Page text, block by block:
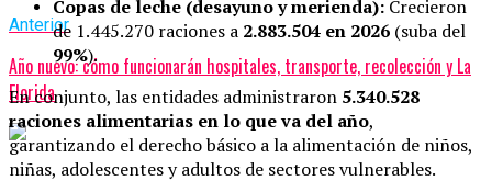
Anterior
Año nuevo: cómo funcionarán hospitales, transporte, recolección y La
Florida
Copas de leche (desayuno y merienda): Crecieron
de 1.445.270 raciones a 2.883.504 en 2026 (suba del
99%).
En conjunto, las entidades administraron 5.340.528
raciones alimentarias en lo que va del año,
garantizando el derecho básico a la alimentación de niños,
niñas, adolescentes y adultos de sectores vulnerables.